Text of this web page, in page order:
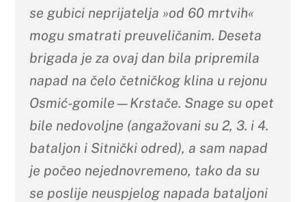
se gubici neprijatelja »od 60 mrtvih«
mogu smatrati preuveličanim. Deseta
brigada je za ovaj dan bila pripremila
napad na čelo četničkog klina u rejonu
Osmić-gomile—Krstače. Snage su opet
bile nedovoljne (angažovani su 2, 3. i 4.
bataljon i Sitnički odred), a sam napad
je počeo nejednovremeno, tako da su
se poslije neuspjelog napada bataljoni